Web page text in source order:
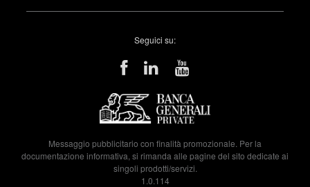
Seguici su:
Messaggio pubblicitario con finalità promozionale. Per la
documentazione informativa, si rimanda alle pagine del sito dedicate ai
singoli prodotti/servizi.
1.0.114